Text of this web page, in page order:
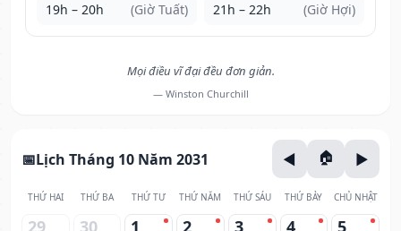
19h – 20h (Giờ Tuất) 21h – 22h (Giờ Hợi)
Mọi điều vĩ đại đều đơn giản.
— Winston Churchill
Lịch Tháng 10 Năm 2031
THỨ HAI THỨ BA THỨ TƯ THỨ NĂM THỨ SÁU THỨ BẢY CHỦ NHẬT
29 30 1 2 3 4 5